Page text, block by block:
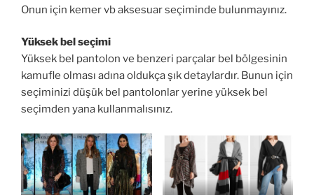
Onun için kemer vb aksesuar seçiminde bulunmayınız.
Yüksek bel seçimi
Yüksek bel pantolon ve benzeri parçalar bel bölgesinin
kamufle olması adına oldukça şık detaylardır. Bunun için
seçiminizi düşük bel pantolonlar yerine yüksek bel
seçimden yana kullanmalısınız.